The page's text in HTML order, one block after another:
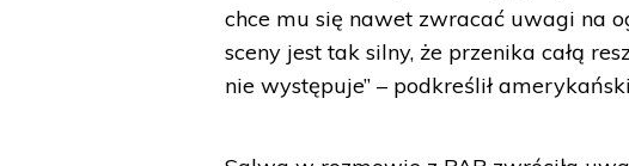
chce mu się nawet zwracać uwagi na
sceny jest tak silny, że przenika całą
nie występuje” – podkreślił